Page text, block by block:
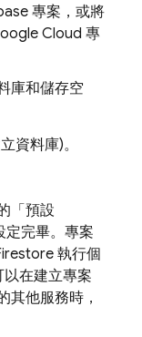
專案，或將
Cloud 專
庫和儲存空
資料庫)。
「預設
定完畢。專案
執行個
在建立專案
其他服務時，